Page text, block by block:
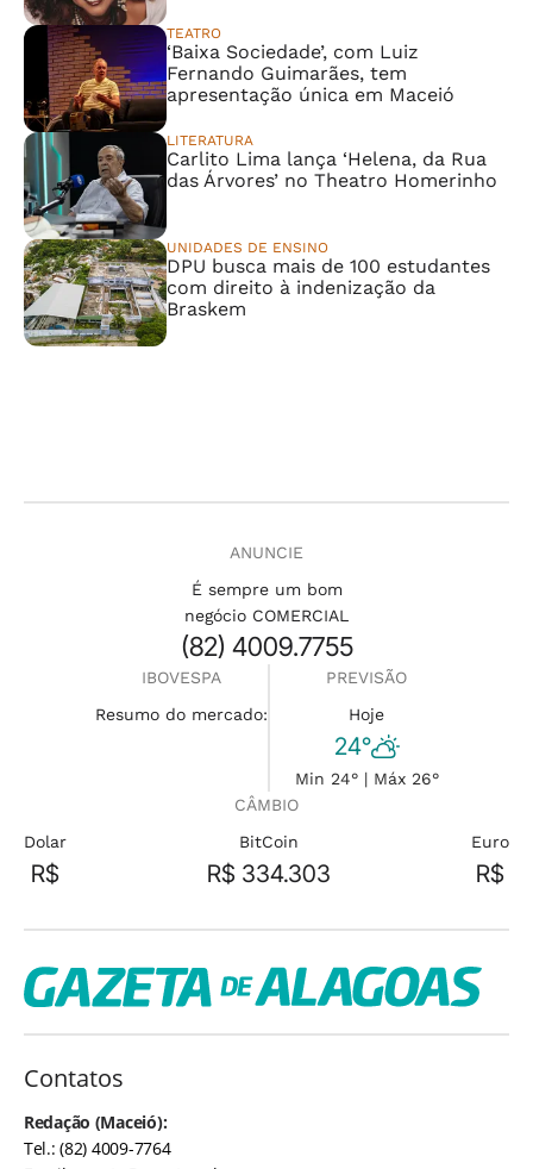
TEATRO
‘Baixa Sociedade’, com Luiz
Fernando Guimarães, tem
apresentação única em Maceió
LITERATURA
Carlito Lima lança ‘Helena, da Rua
das Árvores’ no Theatro Homerinho
UNIDADES DE ENSINO
DPU busca mais de 100 estudantes
com direito à indenização da
Braskem
ANUNCIE
É sempre um bom
negócio COMERCIAL
(82) 4009.7755
IBOVESPA
Resumo do mercado:
PREVISÃO
Hoje
24°
Min 24° | Máx 26°
CÂMBIO
Dolar
R$
BitCoin
R$ 334.303
Euro
R$
Contatos
Redação (Maceió):
Tel.: (82) 4009-7764